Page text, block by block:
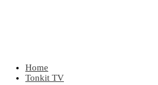
Home
Tonkit TV